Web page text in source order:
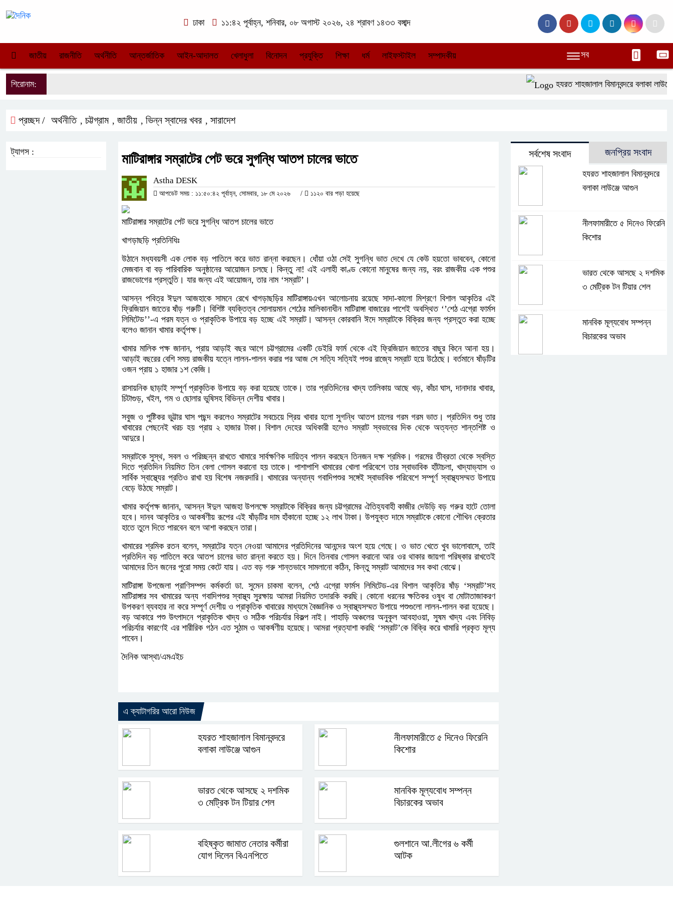
ঢাকা ১১:৪২ পূর্বাহ্ন, শনিবার, ০৮ অগাস্ট ২০২৬, ২৪ শ্রাবণ ১৪৩৩ বঙ্গাব্দ
জাতীয় রাজনীতি অর্থনীতি আন্তর্জাতিক আইন-আদালত খেলাধুলা বিনোদন প্রযুক্তি শিক্ষা ধর্ম লাইফস্টাইল সম্পাদকীয় সব
শিরোনাম: হযরত শাহজালাল বিমানবন্দরে বলাকা লাউঞ্জে
প্রচ্ছদ / অর্থনীতি , চট্টগ্রাম , জাতীয় , ভিন্ন স্বাদের খবর , সারাদেশ
মাটিরাঙ্গার সম্রাটের পেট ভরে সুগন্ধি আতপ চালের ভাতে
Astha DESK
আপডেট সময় : ১১:৫০:৪২ পূর্বাহ্ন, সোমবার, ১৮ মে ২০২৬ / ১১২০ বার পড়া হয়েছে
মাটিরাঙ্গার সম্রাটের পেট ভরে সুগন্ধি আতপ চালের ভাতে
খাগড়াছড়ি প্রতিনিধিঃ
উঠানে মধ্যবয়সী এক লোক বড় পাতিলে করে ভাত রান্না করছেন। ধোঁয়া ওঠা সেই সুগন্ধি ভাত দেখে যে কেউ হয়তো ভাববেন, কোনো
মেজবান বা বড় পারিবারিক অনুষ্ঠানের আয়োজন চলছে। কিন্তু না! এই এলাহী কাণ্ড কোনো মানুষের জন্য নয়, বরং রাজকীয় এক পশুর
রাজভোগের প্রস্তুতি। যার জন্য এই আয়োজন, তার নাম ‘সম্রাট’।
আসন্ন পবিত্র ঈদুল আজহাকে সামনে রেখে খাগড়াছড়ির মাটিরাঙ্গায়এখন আলোচনায় রয়েছে সাদা-কালো মিশ্রণে বিশাল আকৃতির এই
ফ্রিজিয়ান জাতের ষাঁড় গরুটি। বিশিষ্ট ব্যক্তিত্ব সোলায়মান শেঠের মালিকানাধীন মাটিরাঙ্গা বাজারের পাশেই অবস্থিত ‘’শেঠ এগ্রো ফার্মস
লিমিটেড’’-এ পরম যত্ন ও প্রাকৃতিক উপায়ে বড় হচ্ছে এই সম্রাট। আসন্ন কোরবানি ঈদে সম্রাটকে বিক্রির জন্য প্রস্তুত করা হচ্ছে
বলেও জানান খামার কর্তৃপক্ষ।
খামার মালিক পক্ষ জানান, প্রায় আড়াই বছর আগে চট্টগ্রামের একটি ডেইরি ফার্ম থেকে এই ফ্রিজিয়ান জাতের বাছুর কিনে আনা হয়।
আড়াই বছরের বেশি সময় রাজকীয় যত্নে লালন-পালন করার পর আজ সে সত্যি সত্যিই পশুর রাজ্যে সম্রাট হয়ে উঠেছে। বর্তমানে ষাঁড়টির
ওজন প্রায় ১ হাজার ১শ কেজি।
রাসায়নিক ছাড়াই সম্পূর্ণ প্রাকৃতিক উপায়ে বড় করা হয়েছে তাকে। তার প্রতিদিনের খাদ্য তালিকায় আছে খড়, কাঁচা ঘাস, দানাদার খাবার,
চিটাগুড়, খইল, গম ও ছোলার ভুষিসহ বিভিন্ন দেশীয় খাবার।
সবুজ ও পুষ্টিকর ভুট্টার ঘাস পছন্দ করলেও সম্রাটের সবচেয়ে প্রিয় খাবার হলো সুগন্ধি আতপ চালের গরম গরম ভাত। প্রতিদিন শুধু তার
খাবারের পেছনেই খরচ হয় প্রায় ২ হাজার টাকা। বিশাল দেহের অধিকারী হলেও সম্রাট স্বভাবের দিক থেকে অত্যন্ত শান্তশিষ্ট ও
আদুরে।
সম্রাটকে সুস্থ, সবল ও পরিচ্ছন্ন রাখতে খামারে সার্বক্ষণিক দায়িত্ব পালন করছেন তিনজন দক্ষ শ্রমিক। গরমের তীব্রতা থেকে স্বস্তি
দিতে প্রতিদিন নিয়মিত তিন বেলা গোসল করানো হয় তাকে। পাশাপাশি খামারের খোলা পরিবেশে তার স্বাভাবিক হাঁটাচলা, খাদ্যাভ্যাস ও
সার্বিক স্বাস্থ্যের প্রতিও রাখা হয় বিশেষ নজরদারি। খামারের অন্যান্য গবাদিপশুর সঙ্গেই স্বাভাবিক পরিবেশে সম্পূর্ণ স্বাস্থ্যসম্মত উপায়ে
বেড়ে উঠছে সম্রাট।
খামার কর্তৃপক্ষ জানান, আসন্ন ঈদুল আজহা উপলক্ষে সম্রাটকে বিক্রির জন্য চট্টগ্রামের ঐতিহ্যবাহী কাজীর দেউড়ি বড় গরুর হাটে তোলা
হবে। দানব আকৃতির ও আকর্ষণীয় রূপের এই ষাঁড়টির দাম হাঁকানো হচ্ছে ১২ লাখ টাকা। উপযুক্ত দামে সম্রাটকে কোনো শৌখিন ক্রেতার
হাতে তুলে দিতে পারবেন বলে আশা করছেন তারা।
খামারের শ্রমিক রতন বলেন, সম্রাটের যত্ন নেওয়া আমাদের প্রতিদিনের আনন্দের অংশ হয়ে গেছে। ও ভাত খেতে খুব ভালোবাসে, তাই
প্রতিদিন বড় পাতিলে করে আতপ চালের ভাত রান্না করতে হয়। দিনে তিনবার গোসল করানো আর ওর থাকার জায়গা পরিষ্কার রাখতেই
আমাদের তিন জনের পুরো সময় কেটে যায়। এত বড় গরু শান্তভাবে সামলানো কঠিন, কিন্তু সম্রাট আমাদের সব কথা বোঝে।
মাটিরাঙ্গা উপজেলা প্রাণিসম্পদ কর্মকর্তা ডা. সুমেন চাকমা বলেন, শেঠ এগ্রো ফার্মস লিমিটেড-এর বিশাল আকৃতির ষাঁড় ‘সম্রাট’সহ
মাটিরাঙ্গার সব খামারের অন্য গবাদিপশুর স্বাস্থ্য সুরক্ষায় আমরা নিয়মিত তদারকি করছি। কোনো ধরনের ক্ষতিকর ওষুধ বা মোটাতাজাকরণ
উপকরণ ব্যবহার না করে সম্পূর্ণ দেশীয় ও প্রাকৃতিক খাবারের মাধ্যমে বৈজ্ঞানিক ও স্বাস্থ্যসম্মত উপায়ে পশুগুলো লালন-পালন করা হয়েছে।
বড় আকারে পশু উৎপাদনে প্রাকৃতিক খাদ্য ও সঠিক পরিচর্যার বিকল্প নাই। পাহাড়ি অঞ্চলের অনুকূল আবহাওয়া, সুষম খাদ্য এবং নিবিড়
পরিচর্যার কারণেই এর শারীরিক গঠন এত সুঠাম ও আকর্ষণীয় হয়েছে। আমরা প্রত্যাশা করছি ‘সম্রাট’কে বিক্রি করে খামারি প্রকৃত মূল্য
পাবেন।
দৈনিক আস্থা/এমএইচ
এ ক্যাটাগরির আরো নিউজ
হযরত শাহজালাল বিমানবন্দরে
বলাকা লাউঞ্জে আগুন
নীলফামারীতে ৫ দিনেও ফিরেনি
কিশোর
ভারত থেকে আসছে ২ দশমিক
৩ মেট্রিক টন টিয়ার শেল
মানবিক মূল্যবোধ সম্পন্ন
বিচারকের অভাব
বহিষ্কৃত জামাত নেতার কর্মীরা
যোগ দিলেন বিএনপিতে
গুলশানে আ.লীগের ৬ কর্মী
আটক
ট্যাগস : সর্বশেষ সংবাদ জনপ্রিয় সংবাদ
হযরত শাহজালাল বিমানবন্দরে
বলাকা লাউঞ্জে আগুন
নীলফামারীতে ৫ দিনেও ফিরেনি
কিশোর
ভারত থেকে আসছে ২ দশমিক
৩ মেট্রিক টন টিয়ার শেল
মানবিক মূল্যবোধ সম্পন্ন
বিচারকের অভাব